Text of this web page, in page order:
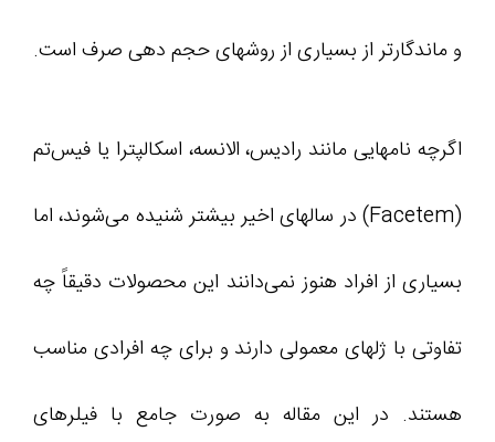
و ماندگارتر از بسیاری از روشهای حجم دهی صرف است.
اگرچه نامهایی مانند رادیس، الانسه، اسکالپترا یا فیس‌تم
(Facetem) در سالهای اخیر بیشتر شنیده می‌شوند، اما
بسیاری از افراد هنوز نمی‌دانند این محصولات دقیقاً چه
تفاوتی با ژلهای معمولی دارند و برای چه افرادی مناسب
هستند. در این مقاله به صورت جامع با فیلرهای